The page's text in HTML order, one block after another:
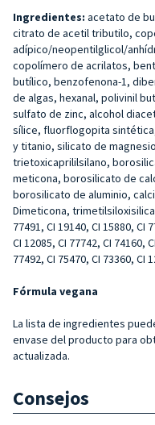
Ingredientes: acetato de
citrato de acetil tributilo,
adípico/neopentilglicol/
copolímero de acrilatos,
butílico, benzofenona-1,
de algas, hexanal, polivinil
sulfato de zinc, alcohol
sílice, fluorflogopita
y titanio, silicato de
trietoxicaprililsilano,
meticona, borosilicato de
borosilicato de aluminio,
Dimeticona,
77491, CI 19140, CI 15880, CI
CI 12085, CI 77742, CI 74160,
77492, CI 75470, CI 73360, CI
Fórmula vegana
La lista de ingredientes
envase del producto para
actualizada.
Consejos